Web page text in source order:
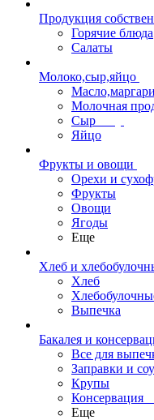
Продукция
Горячие блюда
Салаты
Молоко,сыр,яйцо
Молочная
Сыр
Яйцо
Фрукты и овощи
Орехи и
Фрукты
Овощи
Ягоды
Еще
Хлеб и
Хлеб
Выпечка
Бакалея и
Все для
Заправки и
Крупы
Консервация
Еще